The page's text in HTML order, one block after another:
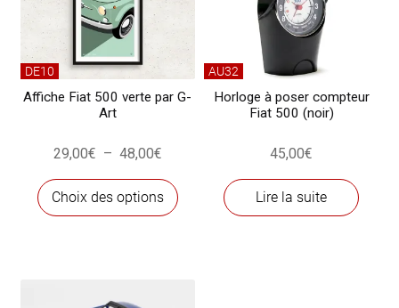
DE10
Affiche Fiat 500 verte par G-
Art
29,00€ – 48,00€Plage
prix :
29,00€
Choix des options
Ce
AU32
Horloge à poser compteur
Fiat 500 (noir)
45,00€
Lire la suite